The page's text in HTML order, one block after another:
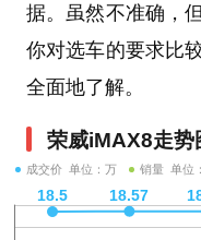
据。虽然不准确，
你对选车的要求比
全面地了解。
荣威iMAX8走势
成交价 单位：万 销量 单位